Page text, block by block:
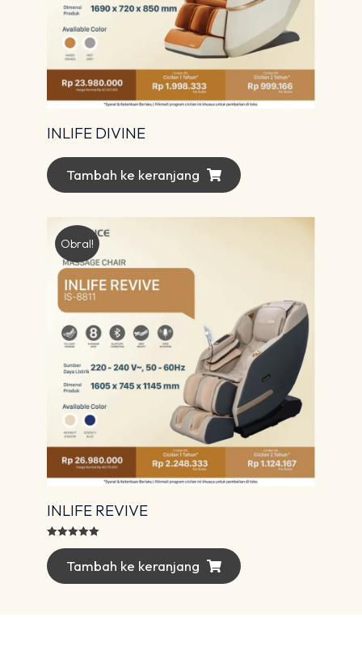
INLIFE DIVINE
Tambah ke keranjang
Obral!
INLIFE REVIVE
dari 5
Tambah ke keranjang